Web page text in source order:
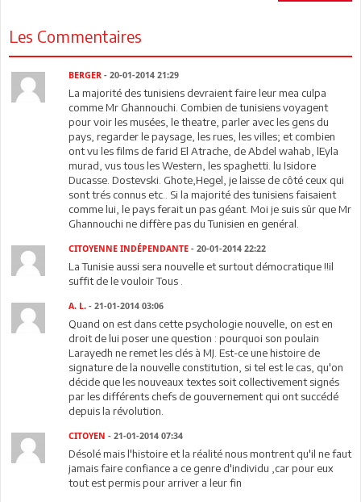
Les Commentaires
BERGER - 20-01-2014 21:29
La majorité des tunisiens devraient faire leur mea culpa
comme Mr Ghannouchi. Combien de tunisiens voyagent
pour voir les musées, le theatre, parler avec les gens du
pays, regarder le paysage, les rues, les villes; et combien
ont vu les films de farid El Atrache, de Abdel wahab, lEyla
murad, vus tous les Western, les spaghetti. lu Isidore
Ducasse. Dostevski. Ghote,Hegel, je laisse de côté ceux qui
sont trés connus etc.. Si la majorité des tunisiens faisaient
comme lui, le pays ferait un pas géant. Moi je suis sûr que Mr
Ghannouchi ne diffère pas du Tunisien en genéral.
CITOYENNE INDÉPENDANTE - 20-01-2014 22:22
La Tunisie aussi sera nouvelle et surtout démocratique !!il
suffit de le vouloir Tous .
A. L. - 21-01-2014 03:06
Quand on est dans cette psychologie nouvelle, on est en
droit de lui poser une question : pourquoi son poulain
Larayedh ne remet les clés à MJ. Est-ce une histoire de
signature de la nouvelle constitution, si tel est le cas, qu'on
décide que les nouveaux textes soit collectivement signés
par les différents chefs de gouvernement qui ont succédé
depuis la révolution.
CITOYEN - 21-01-2014 07:34
Désolé mais l'histoire et la réalité nous montrent qu'il ne faut
jamais faire confiance a ce genre d'individu ,car pour eux
tout est permis pour arriver a leur fin